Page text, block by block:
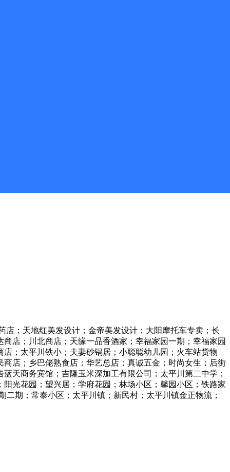
；天地红美发设计；金帝美发设计；大阳摩托车专卖；长
店；川北商店；天缘一品香酒家；幸福家园一期；幸福家园
；太平川铁小；夫妻砂锅居；小聪聪幼儿园；火车站货物
店；乡巴佬熟食店；华艺总店；真诚五金；时尚女生；后街
天商务宾馆；吉隆玉米深加工有限公司；太平川第二中学；
光花园；望兴居；学府花园；林场小区；馨园小区；铁路家
期；常泰小区；太平川镇；新民村；太平川镇金正物流；